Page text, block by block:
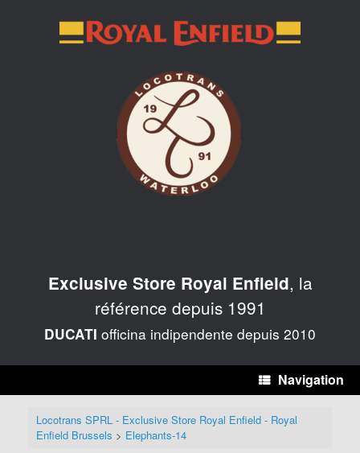
Exclusive Store Royal Enfield, la
référence depuis 1991
DUCATI officina indipendente depuis 2010
Navigation
Locotrans SPRL - Exclusive Store Royal Enfield - Royal
Enfield Brussels > Elephants-14